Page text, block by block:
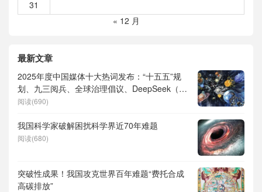
31
« 12 月
最新文章
2025年度中国媒体十大热词发布：“十五五”规
划、九三阅兵、全球治理倡议、DeepSeek（深
度求索）、人形机器人、苏超、票根经济、育
阅读(690)
我国科学家破解困扰科学界近70年难题
阅读(680)
突破性成果！我国攻克世界百年难题“费托合成
高碳排放”